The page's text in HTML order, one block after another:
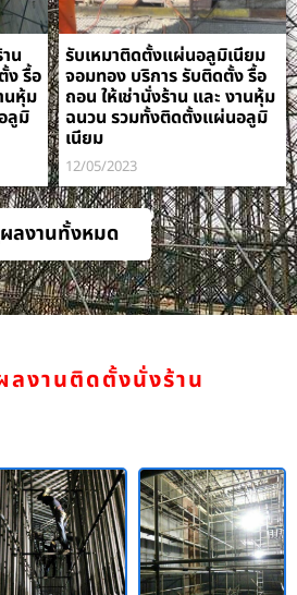
น
ง รื้อ
นหุ้ม
ลูมิ
รับเหมาติดตั้งแผ่นอลูมิเนียม
จอมทอง บริการ รับติดตั้ง รื้อ
ถอน ให้เช่านั่งร้าน และ งานหุ้ม
ฉนวน รวมทั้งติดตั้งแผ่นอลูมิ
เนียม
12/05/2023
ลงานทั้งหมด
ลงานติดตั้งนั่งร้าน